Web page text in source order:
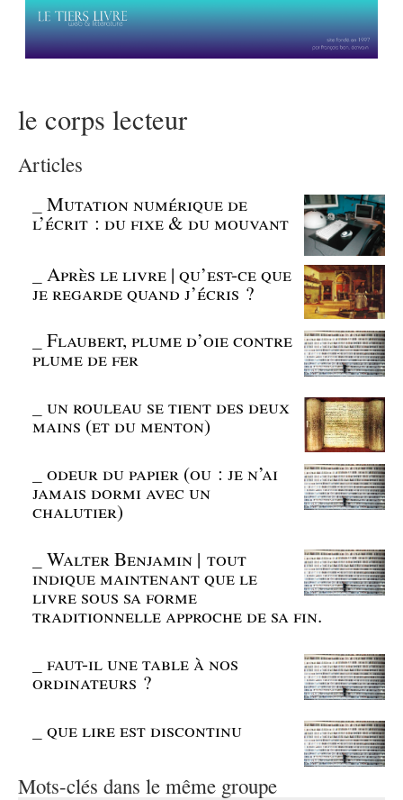
le corps lecteur
Articles
_Mutation numérique de
l’écrit : du fixe & du mouvant
Après le livre | qu’est-ce que
je regarde quand j’écris ?
_Flaubert, plume d’oie contre
plume de fer
_un rouleau se tient des deux
mains (et du menton)
_odeur du papier (ou : je n’ai
jamais dormi avec un
chalutier)
_Walter Benjamin | tout
indique maintenant que le
livre sous sa forme
traditionnelle approche de sa fin.
_faut-il une table à nos
ordinateurs ?
_que lire est discontinu
Mots-clés dans le même groupe